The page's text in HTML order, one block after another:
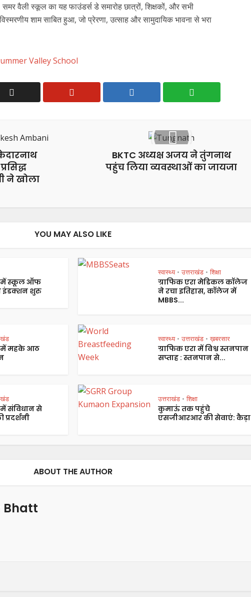
वैली स्कूल का यह फाउंडर्स डे समारोह छात्रों, शिक्षकों, और सभी
शाम साबित हुआ, जो प्रेरणा, उत्साह और सामुदायिक भावना से भरा
Valley School
ने खोला
BKTC अध्यक्ष अजय ने तुंगनाथ
पहुंच लिया व्यवस्थाओं का जायजा
YOU MAY ALSO LIKE
में स्कूल ऑफ
शुरु
स्वास्थ्य • उत्तराखंड • शिक्षा
ग्राफिक एरा मेडिकल कॉलेज
ने रचा इतिहास, कॉलेज में
MBBS...
में महके आठ
स्वास्थ्य • उत्तराखंड • ख़बरसार
ग्राफिक एरा में विश्व स्तनपान
सप्ताह : स्तनपान से...
में संविधान से
प्रदर्शनी
उत्तराखंड • शिक्षा
कुमाऊं तक पहुंचे
एसजीआरआर की सेवाएं: कैड़ा
ABOUT THE AUTHOR
Bhatt